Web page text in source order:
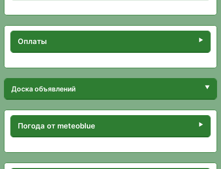
Оплаты
Доска объявлений
Погода от meteoblue